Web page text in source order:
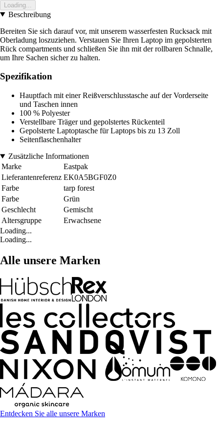
Loading...
Beschreibung
Bereiten Sie sich darauf vor, mit unserem wasserfesten Rucksack mit
Oberladung loszuziehen. Verstauen Sie Ihren Laptop im gepolsterten
Rück compartments und schließen Sie ihn mit der rollbaren Schnalle,
um Ihre Sachen sicher zu halten.
Spezifikation
Hauptfach mit einer Reißverschlusstasche auf der Vorderseite
und Taschen innen
100 % Polyester
Verstellbare Träger und gepolstertes Rückenteil
Gepolsterte Laptoptasche für Laptops bis zu 13 Zoll
Seitenflaschenhalter
Zusätzliche Informationen
Marke
Eastpak
Lieferantenreferenz EK0A5BGF0Z0
Farbe
tarp forest
Farbe
Grün
Geschlecht
Gemischt
Altersgruppe
Erwachsene
Loading...
Loading...
Alle unsere Marken
Entdecken Sie alle unsere Marken